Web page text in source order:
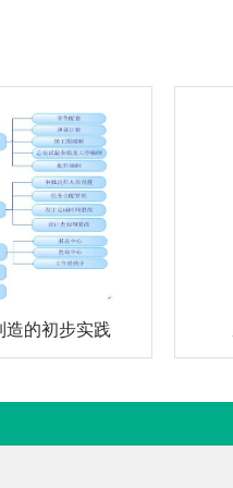
造的初步实践